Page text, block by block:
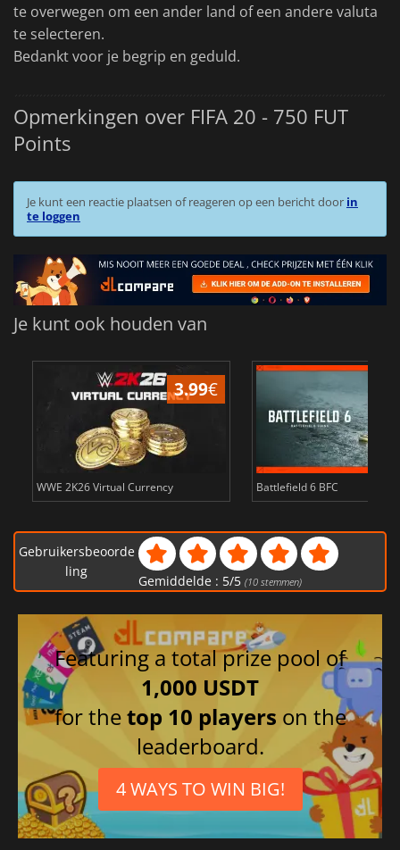
te overwegen om een ander land of een andere valuta
te selecteren.
Bedankt voor je begrip en geduld.
Opmerkingen over FIFA 20 - 750 FUT
Points
Je kunt een reactie plaatsen of reageren op een bericht door in
te loggen
Je kunt ook houden van
3.99€
WWE 2K26 Virtual Currency Battlefield 6 BFC
Gebruikersbeoorde
ling
Gemiddelde : 5/5 (10stemmen)
Featuring a total prize pool of
1,000 USDT
for thetop 10 players on the
leaderboard.
4 WAYS TO WIN BIG!